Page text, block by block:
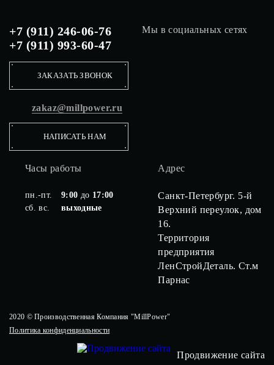
+7 (911) 246-06-76
+7 (911) 993-60-47
ЗАКАЗАТЬ ЗВОНОК
zakaz@millpower.ru
НАПИСАТЬ НАМ
Мы в социальных сетях
Часы работы
пн.-пт. 9:00 до 17:00
сб. вс.
выходные
Адрес
Санкт-Петербург. 5-й
Верхний переулок, дом
16.
Территория
предприятия
ЛенСтройДеталь. Ст.м
Парнас
2020 © Производственная Компания "MillPower"
Политика конфиденциальности
Продвижение сайта